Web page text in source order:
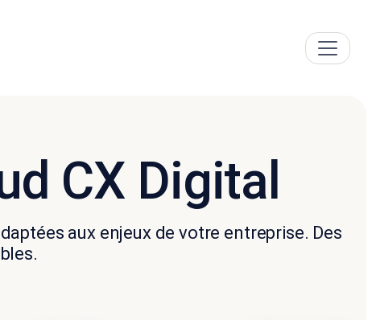
CX Digital
aux enjeux de votre entreprise. Des